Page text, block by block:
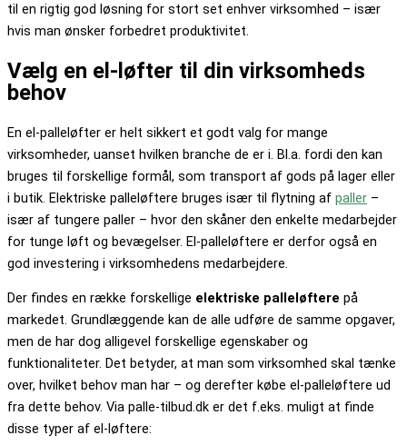
til en rigtig god løsning for stort set enhver virksomhed – især
hvis man ønsker forbedret produktivitet.
Vælg en el-løfter til din virksomheds
behov
En el-palleløfter er helt sikkert et godt valg for mange
virksomheder, uanset hvilken branche de er i. Bl.a. fordi den kan
bruges til forskellige formål, som transport af gods på lager eller
i butik. Elektriske palleløftere bruges især til flytning af paller –
især af tungere paller – hvor den skåner den enkelte medarbejder
for tunge løft og bevægelser. El-palleløftere er derfor også en
god investering i virksomhedens medarbejdere.
Der findes en række forskellige elektriske palleløftere på
markedet. Grundlæggende kan de alle udføre de samme opgaver,
men de har dog alligevel forskellige egenskaber og
funktionaliteter. Det betyder, at man som virksomhed skal tænke
over, hvilket behov man har – og derefter købe el-palleløftere ud
fra dette behov. Via palle-tilbud.dk er det f.eks. muligt at finde
disse typer af el-løftere: